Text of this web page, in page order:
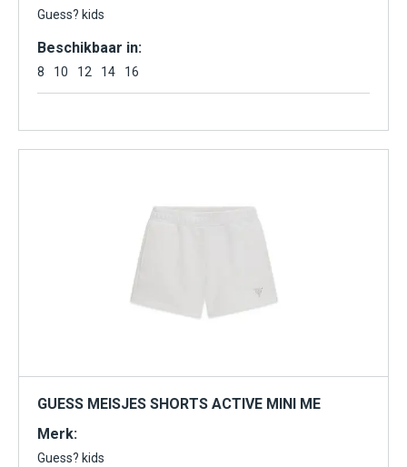
Guess? kids
Beschikbaar in:
8 10 12 14 16
GUESS MEISJES SHORTS ACTIVE MINI ME
Merk:
Guess? kids